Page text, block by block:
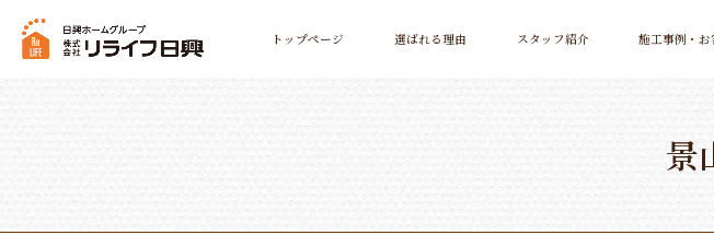
トップページ 選ばれる理由 スタッフ紹介 施工事例・
景